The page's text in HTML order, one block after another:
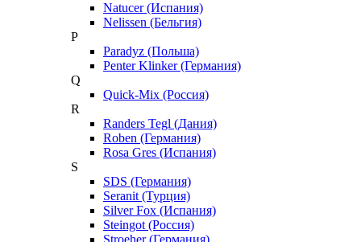
Natucer (Испания)
Nelissen (Бельгия)
P
Paradyz (Польша)
Penter Klinker (Германия)
Q
Quick-Mix (Россия)
R
Randers Tegl (Дания)
Roben (Германия)
Rosa Gres (Испания)
S
SDS (Германия)
Seranit (Турция)
Silver Fox (Испания)
Steingot (Россия)
Stroeher (Германия)